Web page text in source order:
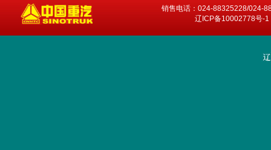
销售电话：024-88325228/024-
辽ICP备10002778号-1